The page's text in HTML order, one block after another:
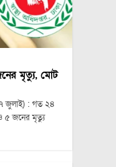
মৃত্যু, মোট
জুলাই) : গত ২৪
৫ জনের মৃত্যু